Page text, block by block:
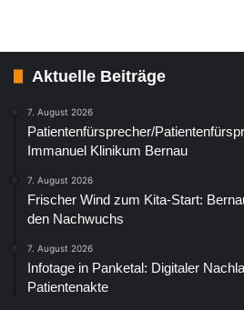
Aktuelle Beiträge
7. August 2026
Patientenfürsprecher/
Immanuel Klinikum Bernau
7. August 2026
Frischer Wind zum Kita-Start:
den Nachwuchs
7. August 2026
Infotage in Panketal: Digitaler
Patientenakte